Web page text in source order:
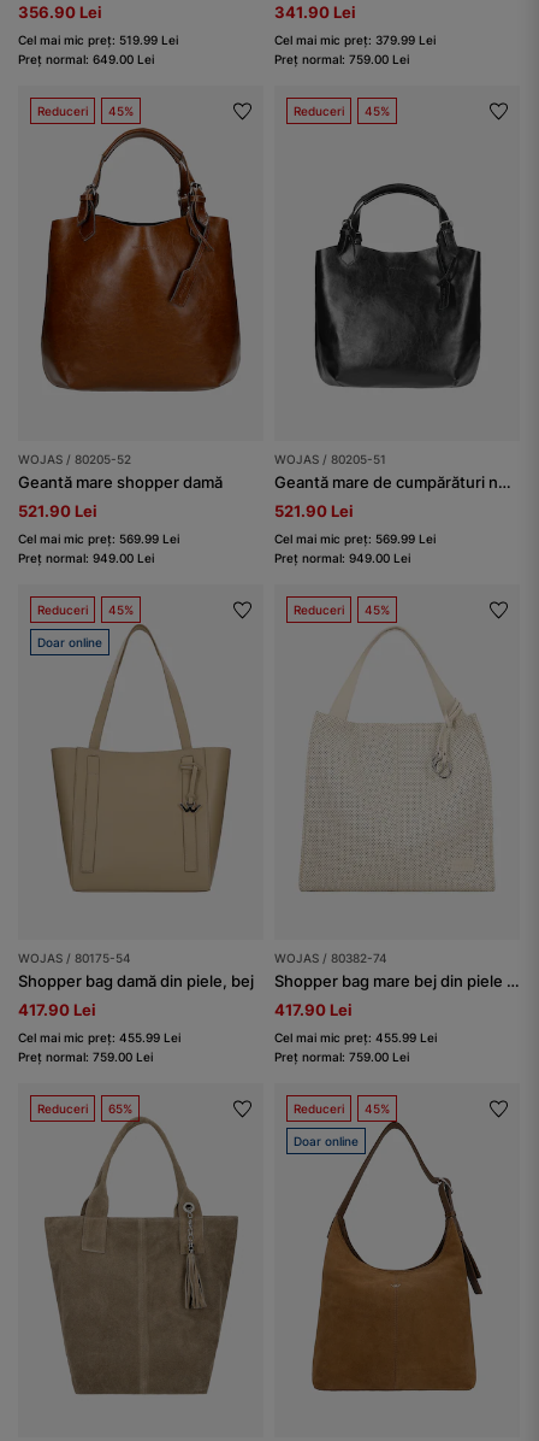
356.90 Lei
Cel mai mic preț: 519.99 Lei
Preț normal: 649.00 Lei
341.90 Lei
Cel mai mic preț: 379.99 Lei
Preț normal: 759.00 Lei
Reduceri 45%
WOJAS / 80205-52
Geantă mare shopper damă
521.90 Lei
Cel mai mic preț: 569.99 Lei
Preț normal: 949.00 Lei
Reduceri 45%
WOJAS / 80205-51
Geantă mare de cumpărături neagră
521.90 Lei
Cel mai mic preț: 569.99 Lei
Preț normal: 949.00 Lei
Reduceri 45%
Doar online
WOJAS / 80175-54
Shopper bag damă din piele, bej
417.90 Lei
Cel mai mic preț: 455.99 Lei
Preț normal: 759.00 Lei
Reduceri 45%
WOJAS / 80382-74
Shopper bag mare bej din piele naturală netedă
417.90 Lei
Cel mai mic preț: 455.99 Lei
Preț normal: 759.00 Lei
Reduceri 65% Reduceri 45%
Doar online